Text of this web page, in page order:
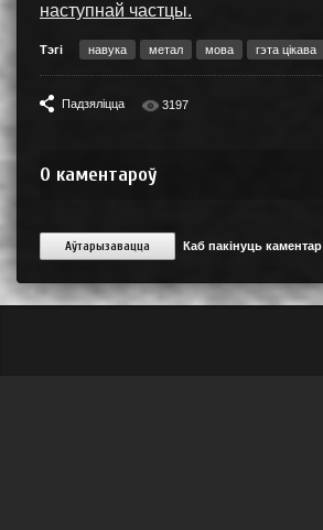
наступнай частцы.
Тэгі навука метал мова гэта цікава
Падзяліцца 3197
0 каментароў
Аўтарызавацца Каб пакінуць каментар